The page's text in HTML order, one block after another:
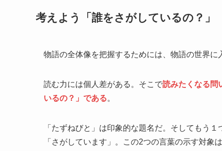
考えよう「誰をさがしているの？」
物語の全体像を把握するためには、物語の世界
読む力には個人差がある。そこで読みたくなる問
いるの？」である。
「たずねびと」は印象的な題名だ。そしてもう
「さがしています」。この2つの言葉の示す対象